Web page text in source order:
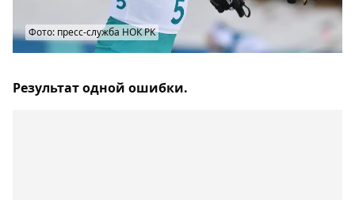
Фото: пресс-служба НОК РК
Результат одной ошибки.